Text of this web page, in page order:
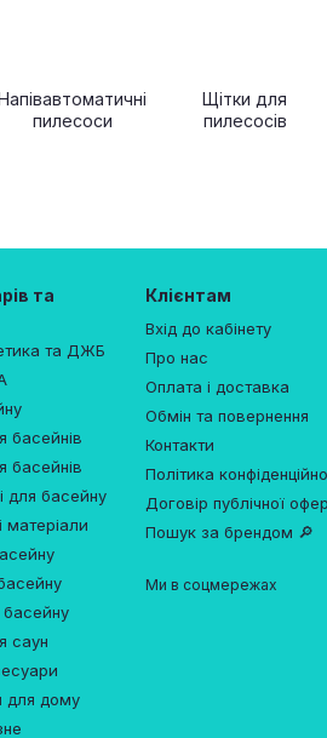
пилесоси
Щітки для
пилесосів
та
та ДЖБ
басейнів
басейнів
для басейну
саун
для дому
Клієнтам
Вхід до кабінету
Про нас
Оплата і доставка
Обмін та повернення
Контакти
Політика
Договір публічної
Пошук за брендом 🔎
Ми в соцмережах